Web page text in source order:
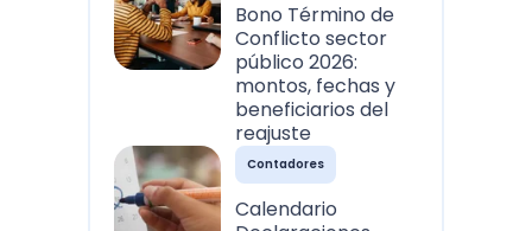
Bono Término de
Conflicto sector
público 2026:
montos, fechas y
beneficiarios del
reajuste
Contadores
Calendario